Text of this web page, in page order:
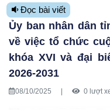
Đọc bài viết
Ủy ban nhân dân
về việc tổ chức
khóa XVI và đại
2026-2031
08/10/2025 0 lượt